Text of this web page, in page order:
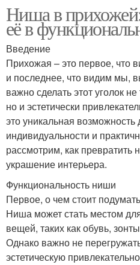
Ниша в
её в
Введение
Прихожая – это первое, что
и последнее, что видим мы,
важно сделать этот уголок
но и эстетически
это уникальная возможность
индивидуальности и
рассмотрим, как превратить
украшение интерьера.
Функциональность ниши
Первое, о чем стоит
Ниша может стать местом
вещей, таких как обувь,
Однако важно не
эстетическую